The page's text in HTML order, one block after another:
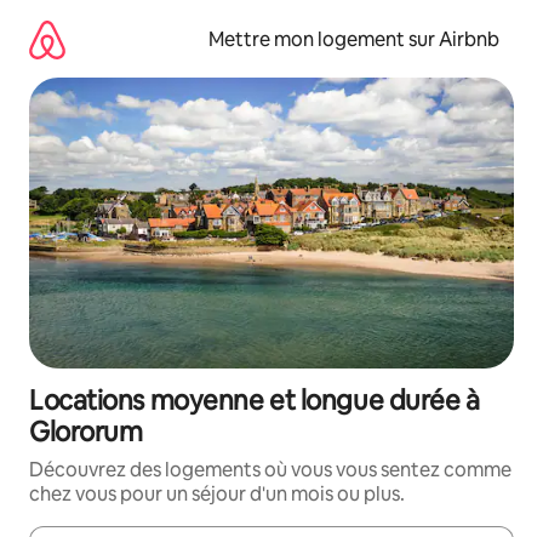
directement
contenu
Mettre mon logement sur Airbnb
Locations moyenne et longue durée à
Glororum
Découvrez des logements où vous vous sentez comme
chez vous pour un séjour d'un mois ou plus.